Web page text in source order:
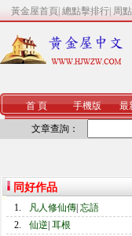
黃金屋首頁 總點擊排行 周
首 頁 手機版 最
文章查詢：
同好作品
1. 凡人修仙傳 忘語
2.
仙逆 耳根